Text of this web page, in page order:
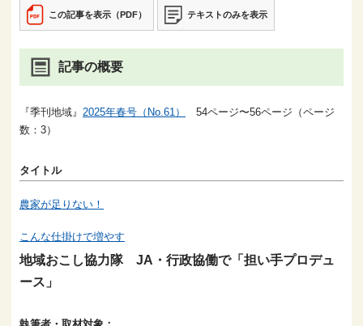
この記事を表示（PDF） テキストのみを表示
記事の概要
『季刊地域』 2025年春号（No.61）
54ページ〜56ページ（ページ
数：3）
タイトル
農家が足りない！
こんな仕掛けで増やす
地域おこし協力隊 JA・行政協働で「担い手プロデュ
ース」